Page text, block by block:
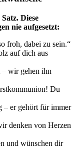
Diese
nie aufgesetzt:
froh, dabei zu sein.“
auf dich aus
– wir gehen ihn
Du
– er gehört für immer
denken von Herzen
und wünschen dir